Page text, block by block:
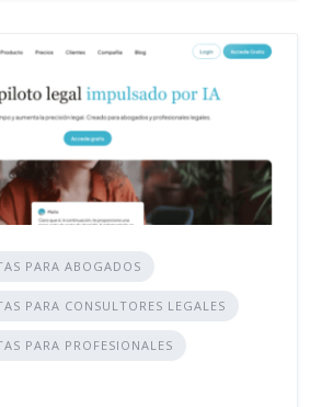
PARA ABOGADOS
PARA CONSULTORES LEGALES
PARA PROFESIONALES